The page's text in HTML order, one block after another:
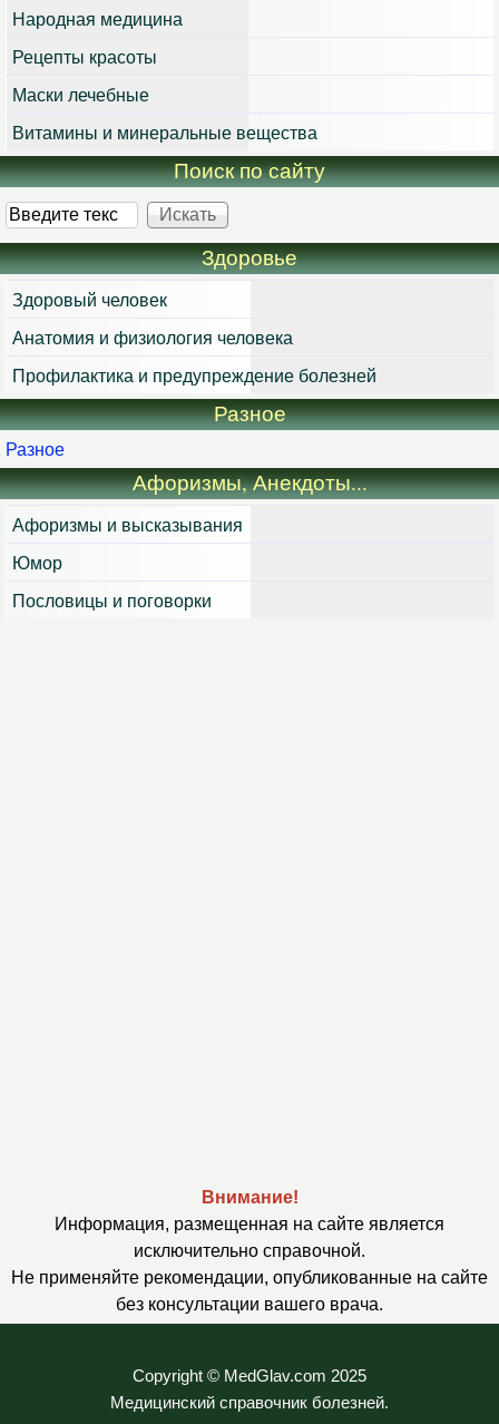
Народная медицина
Рецепты красоты
Маски лечебные
Витамины и минеральные вещества
Поиск по сайту
Искать
Здоровье
Здоровый человек
Анатомия и физиология человека
Профилактика и предупреждение болезней
Разное
Разное
Афоризмы, Анекдоты...
Афоризмы и высказывания
Юмор
Пословицы и поговорки
Внимание!
Информация, размещенная на сайте является
исключительно справочной.
Не применяйте рекомендации, опубликованные на сайте
без консультации вашего врача.
Copyright © MedGlav.com 2025
Медицинский справочник болезней.